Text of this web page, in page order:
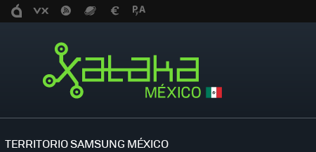
TERRITORIO SAMSUNG MÉXICO